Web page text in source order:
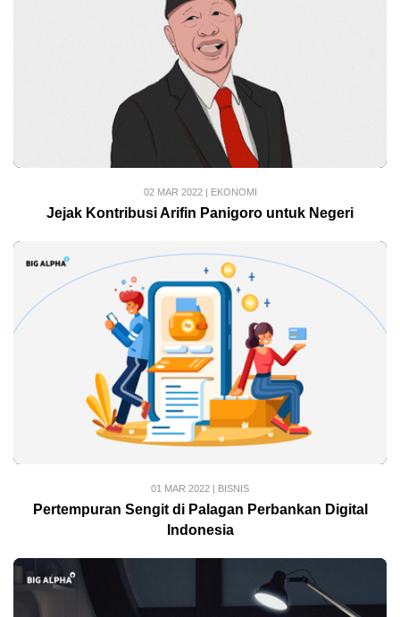
02 MAR 2022| EKONOMI
Jejak Kontribusi Arifin Panigoro untuk Negeri
01 MAR 2022 | BISNIS
Pertempuran Sengit di Palagan Perbankan Digital
Indonesia